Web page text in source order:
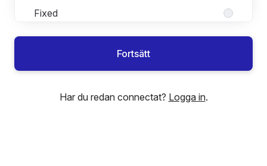
Fixed
Internships & Trainee Programs
Fortsätt
Har du redan connectat? Logga in.